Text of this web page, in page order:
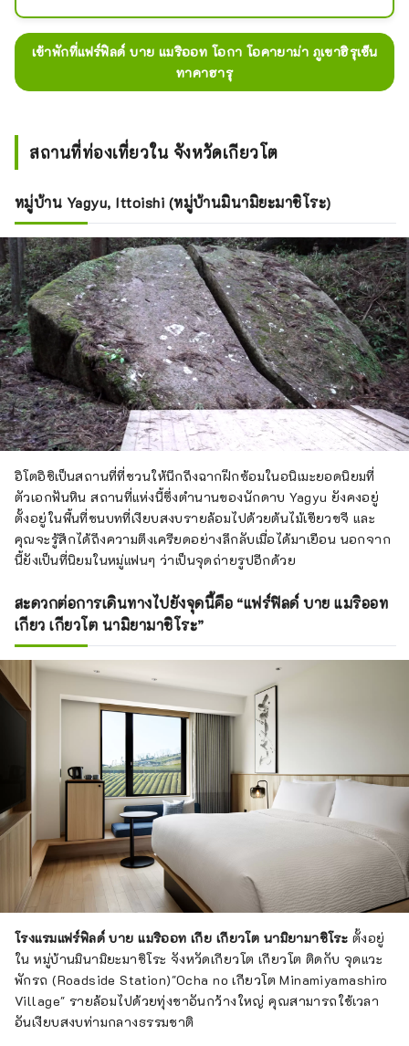
เซ็น จังหวัดโอคายาม่า ด้วยทิวทัศน์ของ
ภูเขาไดเซ็นอันสง่างามและยอดเขาฮิรุ
เซ็นทั้งสามลูก รวมถึงทิวทัศน์หลากสีสัน
ที่เปลี่ยนไปตามฤดูกาล ที่นี่จึงเป็นสถาน
Hiruzen เป็นฐานในการเที่ยวชมสวน
หุบเขา Yamanori ที่รายล้อมไปด้วยหิน
ขนาดใหญ่ที่ชวนให้นึกถึงภาพวาด
มากมายที่สามารถเพลิดเพลินได้เฉพาะที่
นี่เท่านั้น เช่น ผลิตภัณฑ์นมพิเศษของ
ร้าน Hiruzen อย่าง Hiruzen Yakisoba
ซึ่งมีชื่อเสียงในเรื่องซอสมิโซะรสหวาน
และเผ็ด และเส้นโซบะที่ผลิตในท้องถิ่นที่
เสิร์ฟแบบบดสดใหม่ ทำและต้ม
เพลิดเพลินกับการพักผ่อนอย่างผ่อน
คลายที่โรงแรมของเราในเมืองฮิรุเซ็น
จังหวัดโอคายามะ
เข้าพักที่แฟร์ฟิลด์ บาย แมริออท โอกา โอคายาม่า ภูเขาฮิรุเซ็น
ทาคาฮารุ
สถานที่ท่องเที่ยวใน จังหวัดเกียวโต
หมู่บ้าน Yagyu, Ittoishi (หมู่บ้านมินามิยะมาชิโระ)
อิโตอิชิเป็นสถานที่ที่ชวนให้นึกถึงฉากฝึกซ้อมในอนิเมะยอดนิยมที่
ตัวเอกฟันหิน สถานที่แห่งนี้ซึ่งตำนานของนักดาบ Yagyu ยังคงอยู่
ตั้งอยู่ในพื้นที่ชนบทที่เงียบสงบรายล้อมไปด้วยต้นไม้เขียวขจี และ
คุณจะรู้สึกได้ถึงความตึงเครียดอย่างลึกลับเมื่อได้มาเยือน นอกจาก
นี้ยังเป็นที่นิยมในหมู่แฟนๆ ว่าเป็นจุดถ่ายรูปอีกด้วย
สะดวกต่อการเดินทางไปยังจุดนี้คือ “แฟร์ฟิลด์ บาย แมริออท
เกียว เกียวโต นามิยามาชิโระ”
โรงแรมแฟร์ฟิลด์ บาย แมริออท เกีย เกียวโต นามิยามาชิโระ ตั้งอยู่
ใน หมู่บ้านมินามิยะมาชิโระ จังหวัดเกียวโต เกียวโต ติดกับ จุดแวะ
พักรถ (Roadside Station)"Ocha no เกียวโต Minamiyamashiro
Village" รายล้อมไปด้วยทุ่งชาอันกว้างใหญ่ คุณสามารถใช้เวลา
อันเงียบสงบท่ามกลางธรรมชาติ